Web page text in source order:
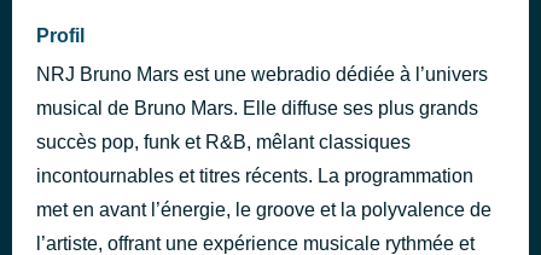
Profil
NRJ Bruno Mars est une webradio dédiée à l’univers
musical de Bruno Mars. Elle diffuse ses plus grands
succès pop, funk et R&B, mêlant classiques
incontournables et titres récents. La programmation
met en avant l’énergie, le groove et la polyvalence de
l’artiste, offrant une expérience musicale rythmée et